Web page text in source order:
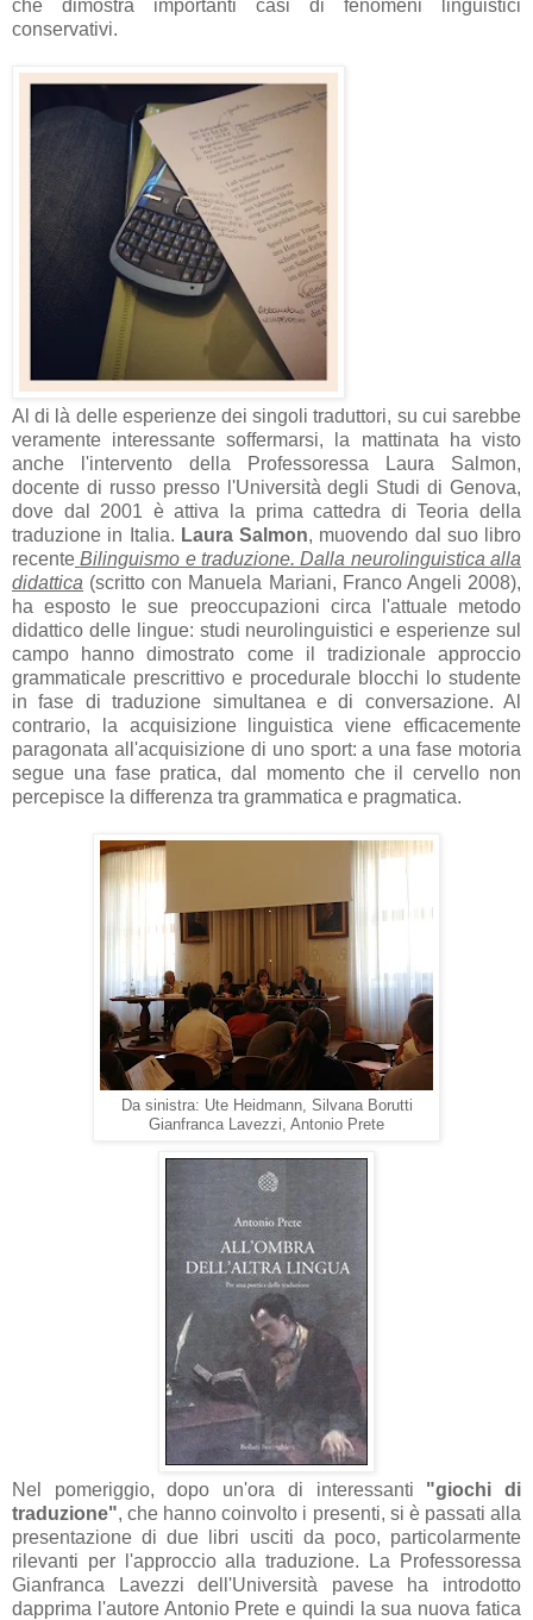
che dimostra importanti casi di fenomeni linguistici
conservativi.
Al di là delle esperienze dei singoli traduttori, su cui sarebbe
veramente interessante soffermarsi, la mattinata ha visto
anche l'intervento della Professoressa Laura Salmon,
docente di russo presso l'Università degli Studi di Genova,
dove dal 2001 è attiva la prima cattedra di Teoria della
traduzione in Italia. Laura Salmon, muovendo dal suo libro
recente Bilinguismo e traduzione. Dalla neurolinguistica alla
didattica (scritto con Manuela Mariani, Franco Angeli 2008),
ha esposto le sue preoccupazioni circa l'attuale metodo
didattico delle lingue: studi neurolinguistici e esperienze sul
campo hanno dimostrato come il tradizionale approccio
grammaticale prescrittivo e procedurale blocchi lo studente
in fase di traduzione simultanea e di conversazione. Al
contrario, la acquisizione linguistica viene efficacemente
paragonata all'acquisizione di uno sport: a una fase motoria
segue una fase pratica, dal momento che il cervello non
percepisce la differenza tra grammatica e pragmatica.
Da sinistra: Ute Heidmann, Silvana Borutti
Gianfranca Lavezzi, Antonio Prete
Nel pomeriggio, dopo un'ora di interessanti "giochi di
traduzione", che hanno coinvolto i presenti, si è passati alla
presentazione di due libri usciti da poco, particolarmente
rilevanti per l'approccio alla traduzione. La Professoressa
Gianfranca Lavezzi dell'Università pavese ha introdotto
dapprima l'autore Antonio Prete e quindi la sua nuova fatica